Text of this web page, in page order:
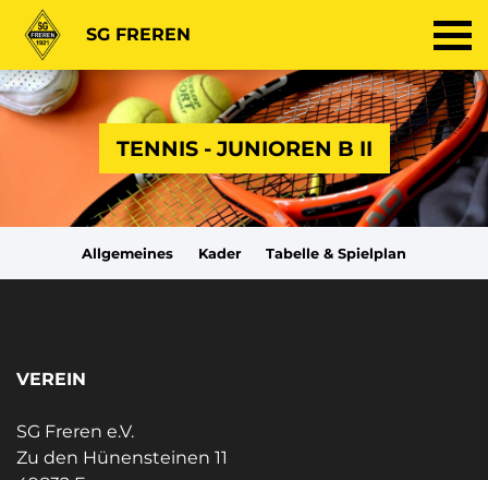
SG FREREN
TENNIS - JUNIOREN B II
Allgemeines Kader Tabelle & Spielplan
VEREIN
SG Freren e.V.
Zu den Hünensteinen 11